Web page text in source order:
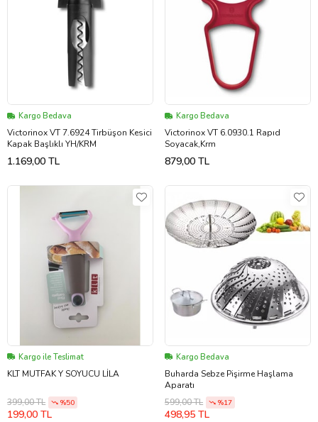
Kargo Bedava
Victorinox VT 7.6924 Tirbüşon Kesici
Kapak Başlıklı YH/KRM
1.169,00 TL
Kargo Bedava
Victorinox VT 6.0930.1 Rapıd
Soyacak,Krm
879,00 TL
Kargo ile Teslimat
KLT MUTFAK Y SOYUCU LİLA
399,00 TL %50
199,00 TL
Kargo Bedava
Buharda Sebze Pişirme Haşlama
Aparatı
599,00 TL
%17
498,95 TL